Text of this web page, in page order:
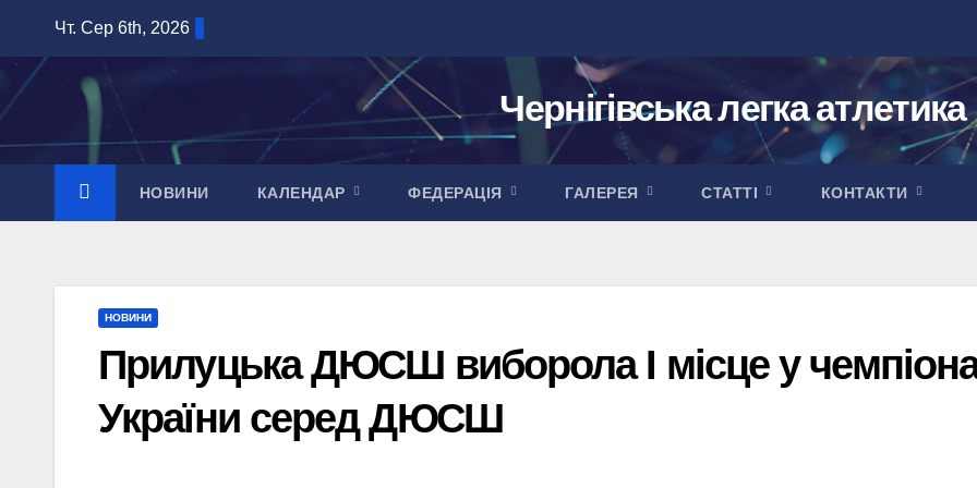
вмісту
Чт. Сер 6th, 2026
Чернігівська легка атлетика
НОВИНИ КАЛЕНДАР ФЕДЕРАЦІЯ ГАЛЕРЕЯ СТАТТІ КОНТАКТИ
НОВИНИ
Прилуцька ДЮСШ виборола І місце у
України серед ДЮСШ